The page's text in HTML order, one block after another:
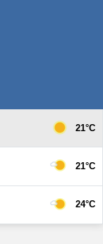
21°C
21°C
24°C